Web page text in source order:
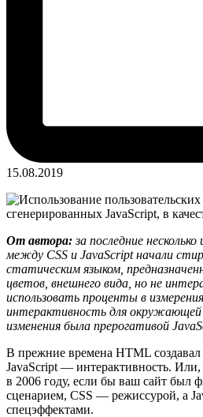
15.08.2019
От автора:за последние
между CSS и JavaScript начали
статическим языком,
цветов, внешнего вида, но не
использовать проценты в
интерактивность для окружающей
изменения была прерогативой
В прежние времена HTML создавал
JavaScript — интерактивность. Или,
в 2006 году, если бы ваш сайт
сценарием, CSS — режиссурой, а
спецэффектами.